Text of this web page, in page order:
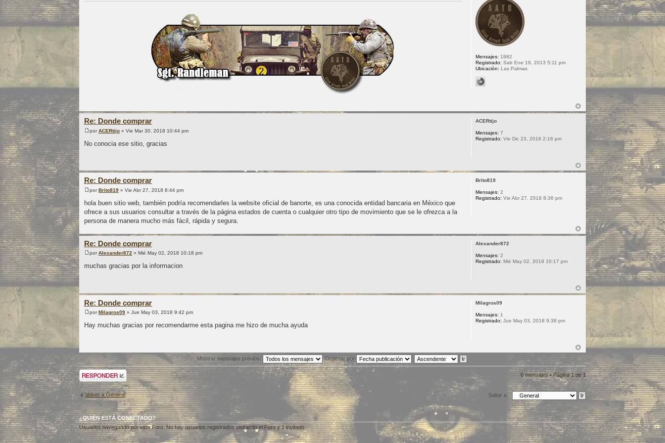
Mensajes: 1882
Registrado: Sab Ene 19, 2013 5:11 pm
Ubicación: Las Palmas
Re: Donde comprar
porACERtijo » Vie Mar 30, 2018 10:44 pm
No conocia ese sitio, gracias
ACERtijo
Mensajes: 7
Registrado: Vie Dic 23, 2016 2:16 pm
Re: Donde comprar
porBrito819 » Vie Abr 27, 2018 8:44 pm
hola buen sitio web, también podría recomendarles la website oficial de banorte, es una conocida entidad bancaria en México que
ofrece a sus usuarios consultar a través de la página estados de cuenta o cualquier otro tipo de movimiento que se le ofrezca a la
persona de manera mucho más fácil, rápida y segura.
Brito819
Mensajes: 2
Registrado: Vie Abr 27, 2018 8:36 pm
Re: Donde comprar
porAlexander872 » Mié May 02, 2018 10:18 pm
muchas gracias por la informacion
Alexander872
Mensajes: 2
Registrado: Mié May 02, 2018 10:17 pm
Re: Donde comprar
porMilagros09 » Jue May 03, 2018 9:42 pm
Hay muchas gracias por recomendarme esta pagina me hizo de mucha ayuda
Milagros09
Mensajes: 1
Registrado: Jue May 03, 2018 9:38 pm
Mostrar mensajes previos: Ordenar por
Publicar una
respuesta
6 mensajes • Página1de 1
Volver a General Saltar a:
¿QUIÉN ESTÁ CONECTADO?
Usuarios navegando por este Foro: No hay usuarios registrados visitando el Foro y 1 invitado